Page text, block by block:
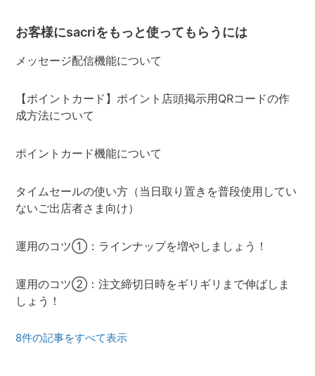
お客様にsacriをもっと使ってもらうには
メッセージ配信機能について
【ポイントカード】ポイント店頭掲示用QRコードの作
成方法について
ポイントカード機能について
タイムセールの使い方（当日取り置きを普段使用してい
ないご出店者さま向け）
運用のコツ①：ラインナップを増やしましょう！
運用のコツ②：注文締切日時をギリギリまで伸ばしま
しょう！
8件の記事をすべて表示